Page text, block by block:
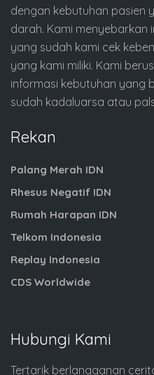
dengan kebutuhan pasien
darah. Kami menyebarkan
yang sudah kami cek
yang kami miliki. Kami
informasi kebutuhan yang
sudah kadaluarsa atau
Rekan
Palang Merah IDN
Rhesus Negatif IDN
Rumah Harapan IDN
Telkom Indonesia
Replay Indonesia
CDS Worldwide
Hubungi Kami
Tertarik berlangganan